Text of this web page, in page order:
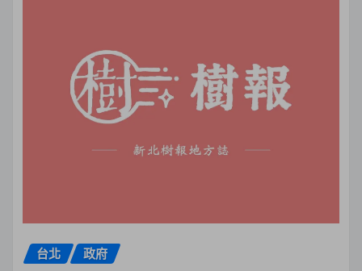
台北 政府